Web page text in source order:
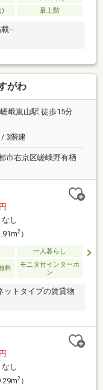
) 最上階
--
がわ
峨嵐山駅 徒歩15分
3階建
市右京区嵯峨野有栖
なし
2）
一人暮らし
料
モニタ付インターホ
ン
ットタイプの賃貸物
なし
2）